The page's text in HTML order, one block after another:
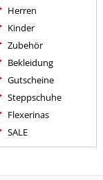
Herren
Kinder
Zubehör
Bekleidung
Gutscheine
Steppschuhe
Flexerinas
SALE